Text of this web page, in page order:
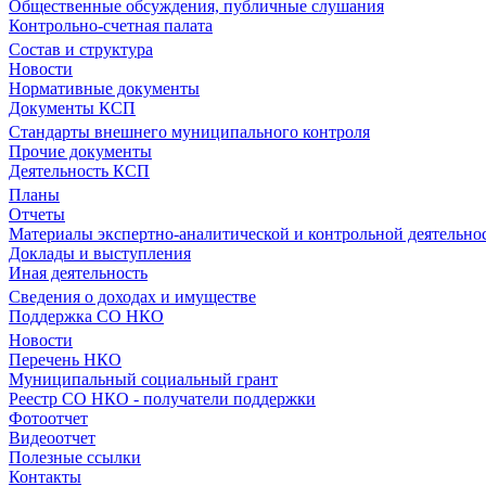
Общественные обсуждения, публичные слушания
Контрольно-счетная палата
Состав и структура
Новости
Нормативные документы
Документы КСП
Стандарты внешнего муниципального контроля
Прочие документы
Деятельность КСП
Планы
Отчеты
Материалы экспертно-аналитической и контрольной
Доклады и выступления
Иная деятельность
Сведения о доходах и имуществе
Поддержка СО НКО
Новости
Перечень НКО
Муниципальный социальный грант
Реестр СО НКО - получатели поддержки
Фотоотчет
Видеоотчет
Полезные ссылки
Контакты